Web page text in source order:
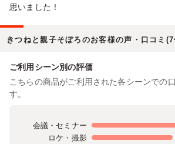
思いました！
きつねと親子そぼろのお客様の声・口コミ
ご利用シーン別の評価
こちらの商品がご利用された各シーンでの
す。
会議・セミナー
ロケ・撮影